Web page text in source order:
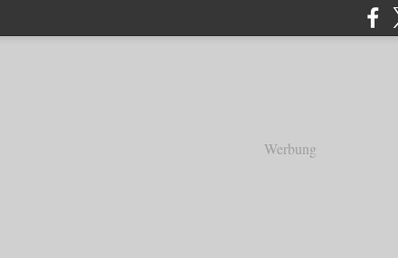
Werbung